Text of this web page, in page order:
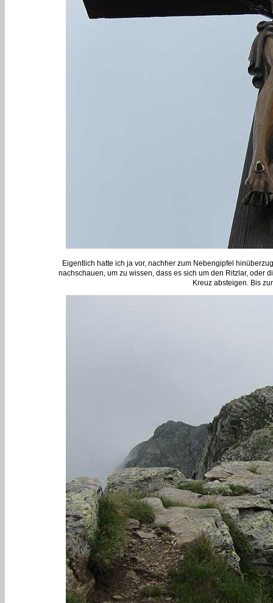
Eigentlich hatte ich ja vor, nachher zum Nebengipfel
nachschauen, um zu wissen, dass es sich um den Ritzlar, oder
Kreuz absteigen. Bis